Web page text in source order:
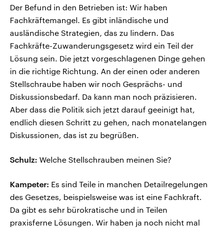
Der Befund in den Betrieben ist: Wir haben
Fachkräftemangel. Es gibt inländische und
ausländische Strategien, das zu lindern. Das
Fachkräfte-Zuwanderungsgesetz wird ein Teil der
Lösung sein. Die jetzt vorgeschlagenen Dinge gehen
in die richtige Richtung. An der einen oder anderen
Stellschraube haben wir noch Gesprächs- und
Diskussionsbedarf. Da kann man noch präzisieren.
Aber dass die Politik sich jetzt darauf geeinigt hat,
endlich diesen Schritt zu gehen, nach monatelangen
Diskussionen, das ist zu begrüßen.
Schulz: Welche Stellschrauben meinen Sie?
Kampeter: Es sind Teile in manchen Detailregelungen
des Gesetzes, beispielsweise was ist eine Fachkraft.
Da gibt es sehr bürokratische und in Teilen
praxisferne Lösungen. Wir haben ja noch nicht mal